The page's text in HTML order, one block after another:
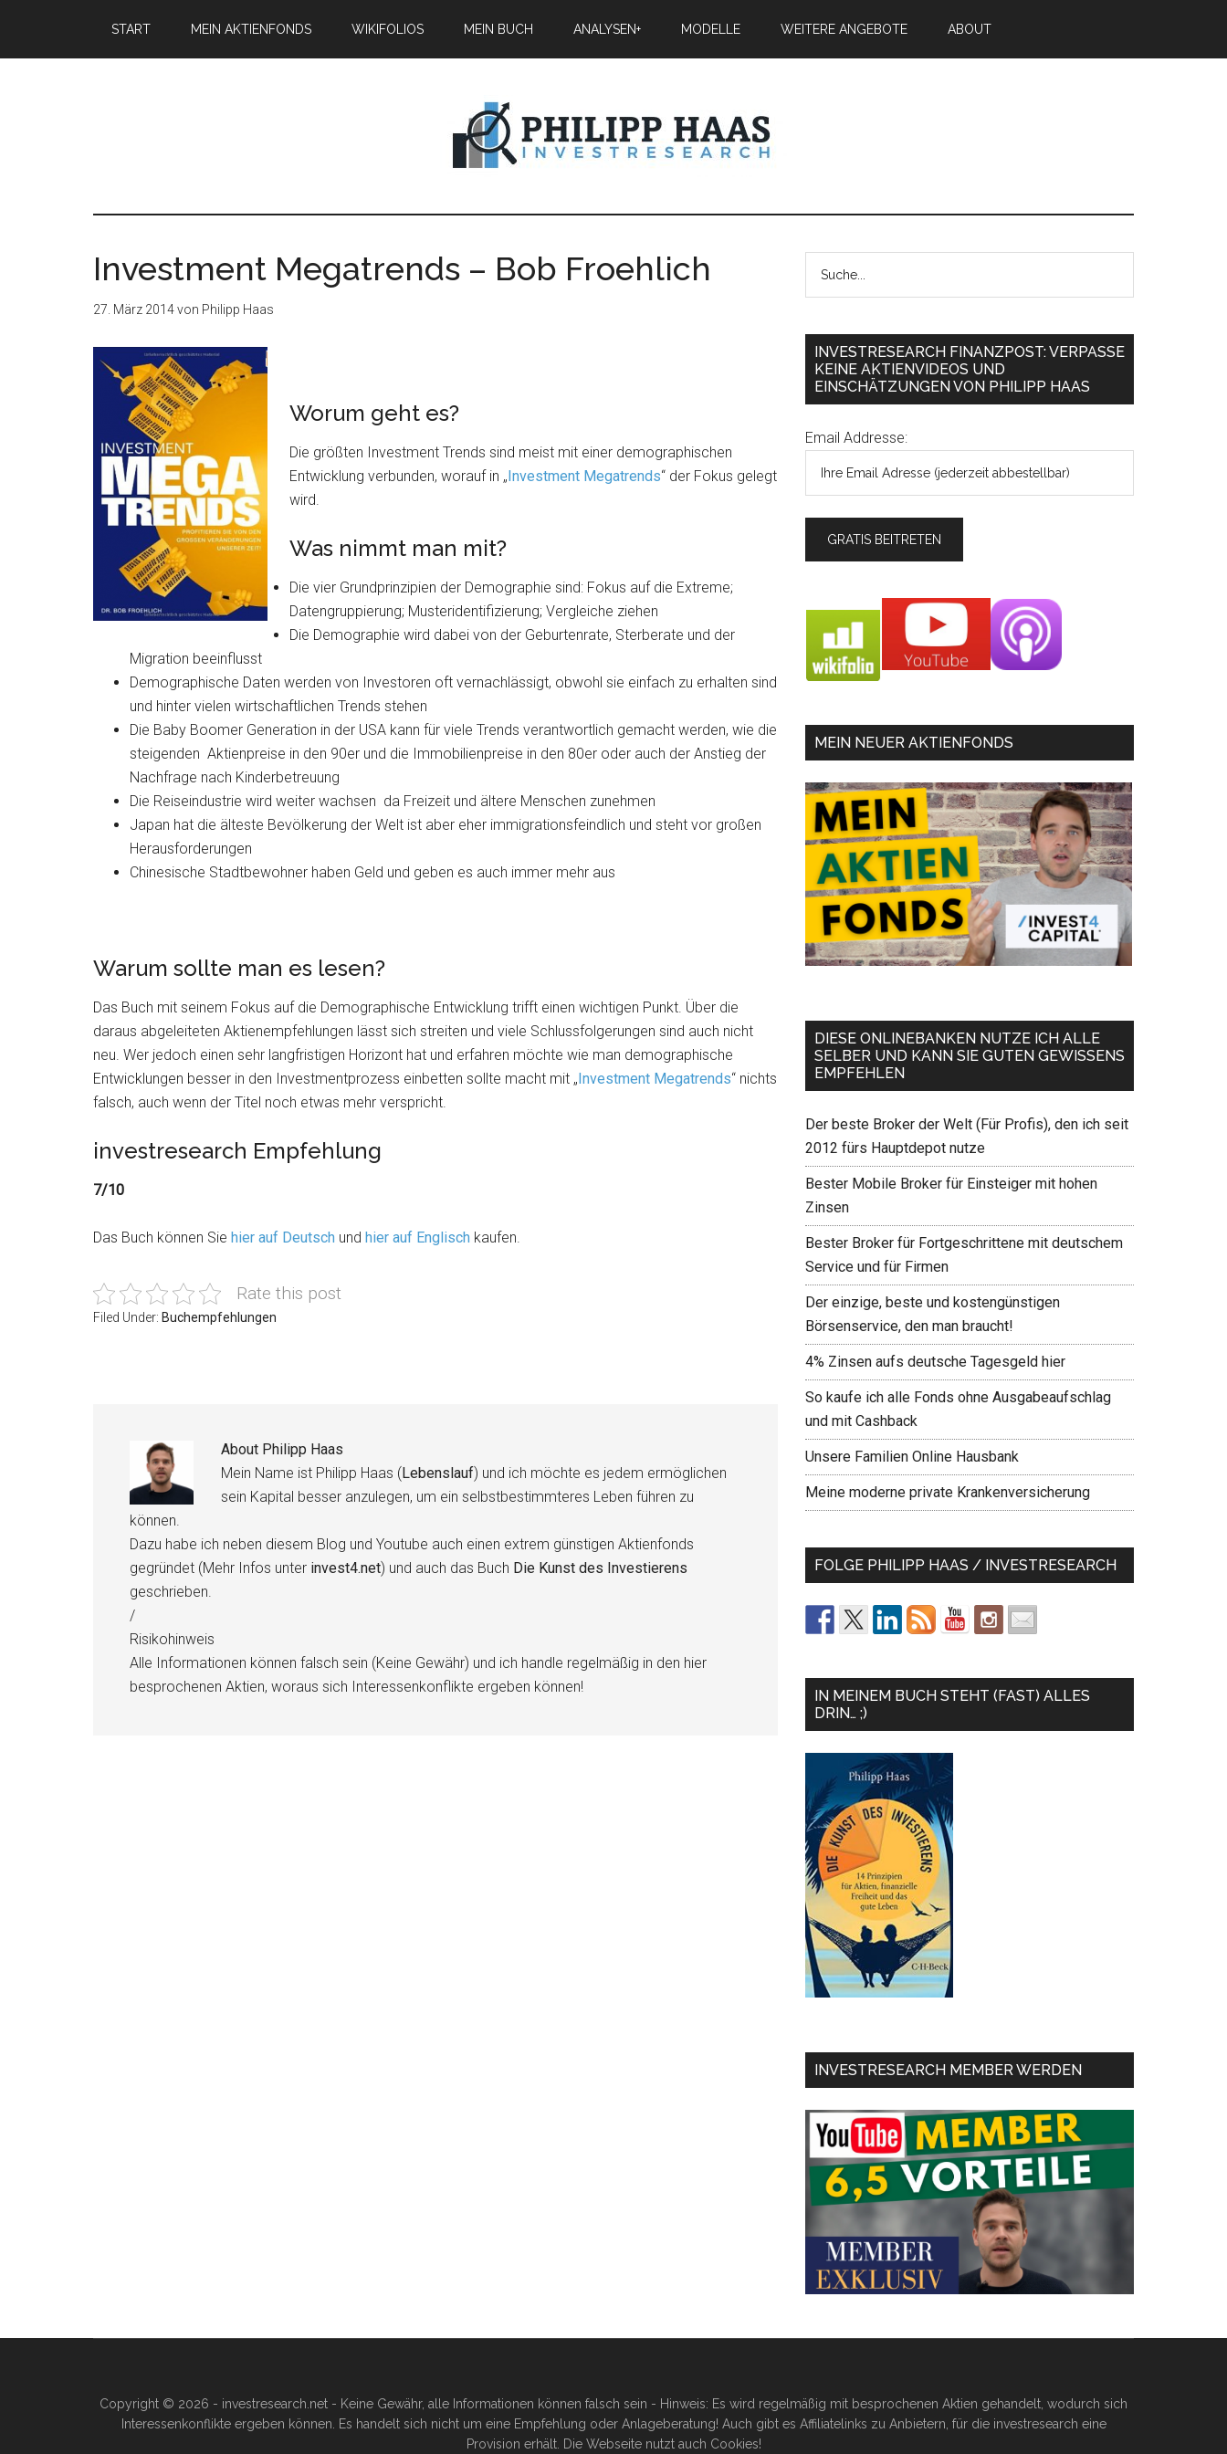
START MEIN AKTIENFONDS WIKIFOLIOS MEIN BUCH ANALYSEN+ MODELLE WEITERE ANGEBOTE ABOUT
Investment Megatrends – Bob Froehlich
27. März 2014von Philipp Haas
Worum geht es?
Die größten Investment Trends sind meist mit einer demographischen
Entwicklung verbunden, worauf in „Investment Megatrends“ der Fokus gelegt
wird.
Was nimmt man mit?
Die vier Grundprinzipien der Demographie sind: Fokus auf die Extreme;
Datengruppierung; Musteridentifizierung; Vergleiche ziehen
Die Demographie wird dabei von der Geburtenrate, Sterberate und der
Migration beeinflusst
Demographische Daten werden von Investoren oft vernachlässigt, obwohl sie einfach zu erhalten sind
und hinter vielen wirtschaftlichen Trends stehen
Die Baby Boomer Generation in der USA kann für viele Trends verantwortlich gemacht werden, wie die
steigenden Aktienpreise in den 90er und die Immobilienpreise in den 80er oder auch der Anstieg der
Nachfrage nach Kinderbetreuung
Die Reiseindustrie wird weiter wachsen da Freizeit und ältere Menschen zunehmen
Japan hat die älteste Bevölkerung der Welt ist aber eher immigrationsfeindlich und steht vor großen
Herausforderungen
Chinesische Stadtbewohner haben Geld und geben es auch immer mehr aus
Warum sollte man es lesen?
Das Buch mit seinem Fokus auf die Demographische Entwicklung trifft einen wichtigen Punkt. Über die
daraus abgeleiteten Aktienempfehlungen lässt sich streiten und viele Schlussfolgerungen sind auch nicht
neu. Wer jedoch einen sehr langfristigen Horizont hat und erfahren möchte wie man demographische
Entwicklungen besser in den Investmentprozess einbetten sollte macht mit „Investment Megatrends“ nichts
falsch, auch wenn der Titel noch etwas mehr verspricht.
investresearch Empfehlung
7/10
Das Buch können Sie hier auf Deutsch und hier auf Englisch kaufen.
Rate this post
Filed Under: Buchempfehlungen
About Philipp Haas
Mein Name ist Philipp Haas (Lebenslauf) und ich möchte es jedem ermöglichen
sein Kapital besser anzulegen, um ein selbstbestimmteres Leben führen zu
können.
Dazu habe ich neben diesem Blog und Youtube auch einen extrem günstigen Aktienfonds
gegründet (Mehr Infos unter invest4.net) und auch das Buch Die Kunst des Investierens
geschrieben.
/
Risikohinweis
Alle Informationen können falsch sein (Keine Gewähr) und ich handle regelmäßig in den hier
besprochenen Aktien, woraus sich Interessenkonflikte ergeben können!
INVESTRESEARCH FINANZPOST: VERPASSE
KEINE AKTIENVIDEOS UND
EINSCHÄTZUNGEN VON PHILIPP HAAS
Email Addresse:
MEIN NEUER AKTIENFONDS
DIESE ONLINEBANKEN NUTZE ICH ALLE
SELBER UND KANN SIE GUTEN GEWISSENS
EMPFEHLEN
Der beste Broker der Welt (Für Profis), den ich seit
2012 fürs Hauptdepot nutze
Bester Mobile Broker für Einsteiger mit hohen
Zinsen
Bester Broker für Fortgeschrittene mit deutschem
Service und für Firmen
Der einzige, beste und kostengünstigen
Börsenservice, den man braucht!
4% Zinsen aufs deutsche Tagesgeld hier
So kaufe ich alle Fonds ohne Ausgabeaufschlag
und mit Cashback
Unsere Familien Online Hausbank
Meine moderne private Krankenversicherung
FOLGE PHILIPP HAAS / INVESTRESEARCH
IN MEINEM BUCH STEHT (FAST) ALLES
DRIN… ;)
INVESTRESEARCH MEMBER WERDEN
Copyright © 2026 - investresearch.net - Keine Gewähr, alle Informationen können falsch sein - Hinweis: Es wird regelmäßig mit besprochenen Aktien gehandelt, wodurch sich
Interessenkonflikte ergeben können. Es handelt sich nicht um eine Empfehlung oder Anlageberatung! Auch gibt es Affiliatelinks zu Anbietern, für die investresearch eine
Provision erhält. Die Webseite nutzt auch Cookies!